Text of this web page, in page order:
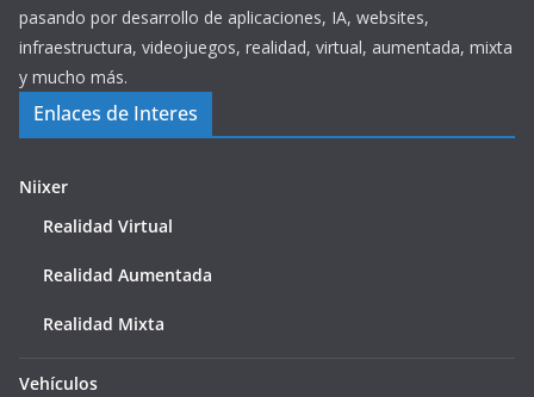
pasando por desarrollo de aplicaciones, IA, websites,
infraestructura, videojuegos, realidad, virtual, aumentada, mixta
y mucho más.
Enlaces de Interes
Niixer
Realidad Virtual
Realidad Aumentada
Realidad Mixta
Vehículos